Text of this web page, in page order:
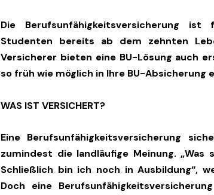
Die Berufsunfähigkeitsversicherung
Studenten bereits ab dem zehnten
Versicherer bieten eine BU-Lösung auch
so früh wie möglich in Ihre BU-Absicherung
WAS IST VERSICHERT?
Eine Berufsunfähigkeitsversicherung
zumindest die landläufige Meinung.
Schließlich bin ich noch in Ausbildung“,
Doch eine